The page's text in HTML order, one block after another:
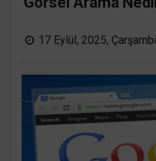
17 Eylül, 2025,